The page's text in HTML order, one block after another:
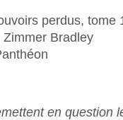
perdus, tome
Bradley
en question